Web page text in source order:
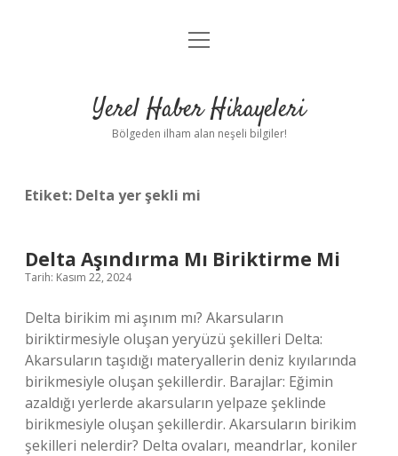
Anasayfa
Yasal Uyarı
menüyü
Yerel Haber Hikayeleri
Bölgeden ilham alan neşeli bilgiler!
Etiket: Delta yer şekli mi
Delta Aşındırma Mı Biriktirme Mi
Tarih: Kasım 22, 2024
Delta birikim mi aşınım mı? Akarsuların
biriktirmesiyle oluşan yeryüzü şekilleri Delta:
Akarsuların taşıdığı materyallerin deniz kıyılarında
birikmesiyle oluşan şekillerdir. Barajlar: Eğimin
azaldığı yerlerde akarsuların yelpaze şeklinde
birikmesiyle oluşan şekillerdir. Akarsuların birikim
şekilleri nelerdir? Delta ovaları, meandrlar, koniler